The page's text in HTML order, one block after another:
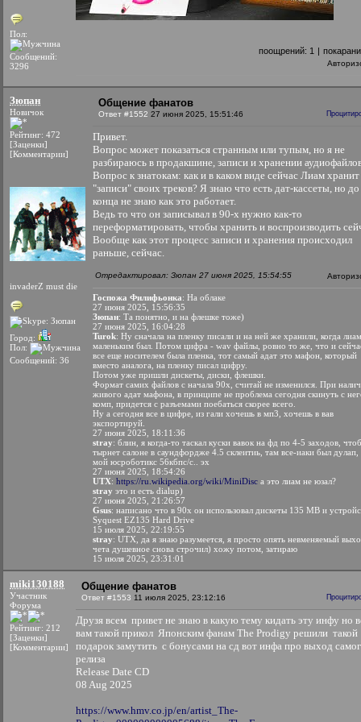
Пол:
Сообщений:
3296
поощрений: 1 |
Зюпан
Новичок
Рейтинг: 472
[Заценки]
[Комментарии]
invaderZ must die
Город:
Пол:
Сообщений: 36
Общение фанатов
Ответ #1552 27 июня 2025, 15:51:46
Привет.
Вопрос может показаться странным или тупым, но я не
разбираюсь в продакшине, записи и хранении
Вопрос к знатокам: как и в каком виде сейчас Лиам хранит
"записи" своих треков? Я знаю что есть дат-кассеты, но до
конца не знаю как это работает.
Ведь то что он записывал в 90-х нужно как-то
переформатировать, чтобы хранить и воспроизводить
Вообще как этот процесс записи и хранения происходил
раньше, сейчас.
Отредактировал: Зюпан 27 июня 2025, 15:54:55
Госпожа Филифьонка: На облаке
27 июня 2025, 15:56:35
Зюпан: Та понятно, и на флешке тоже)
27 июня 2025, 16:04:28
Turok: Ну сначала на пленку писали и на ней же хранили, когда
маленьким был. Потом цифра - wav файлы, ровно то же, что и
все еще носителем была пленка, тот самый адат это мафон, который
вместо аналога, на пленку писал цифру.
Потом уже пришли дискеты, диски, флешки.
Формат самих файлов с начала 90х, считай не изменился. При
живого адат мафона, в принципе не проблема сегодня скинуть с
комп, придется с разъемами поебаться скорее всего.
Ну а сегодня все в цифре, из гали хочешь в мп3, хочешь в вав
экспортируй.
27 июня 2025, 18:11:36
stray: блин, я когда-то таскал куски вавок на фд по 4-5 заходов,
тырнет салоне в саундфордже 4.5 склеитиь, там все-иаки был дулап,
мой юсроботикс 56кбпс/с.. эх
27 июня 2025, 18:54:26
UTX: https://ru.wikipedia.org/wiki/MiniDisc а это лиам не юзал?
stray это и есть dialup)
27 июня 2025, 21:26:57
Gsus: написано что в 90х он использовал дискеты 135 MB и
Syquest EZ135 Hard Drive
15 июля 2025, 22:19:55
stray: UTX, да я знаю разумеется, я просто опять невменяемый
чета душевное снова строчил) хожу потом, затираю
15 июля 2025, 23:31:01
miki130188
Участник
Форума
Рейтинг: 212
[Заценки]
[Комментарии]
Общение фанатов
Ответ #1553 11 июля 2025, 23:12:16
Друзя всем привет не знаю в какую тему кидать эту инфу но
вам такой прикол Японским фанам The Prodigy решили такой
подарок замутить с бонусами на сд вот инфа про выход
релиза
Release Date СD
08 Aug 2025
https://www.hmv.co.jp/en/artist_The-